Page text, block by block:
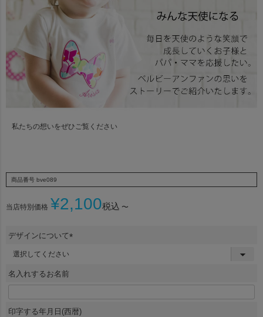
私たちの想いをぜひご覧ください
商品番号 bve089
当店特別価格 ¥2,100税込 〜
デザインについて
)
名入れするお名前
印字する年月日(西暦)